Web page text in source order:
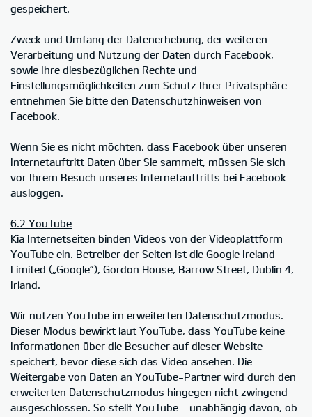
gespeichert.
Zweck und Umfang der Datenerhebung, der weiteren
Verarbeitung und Nutzung der Daten durch Facebook,
sowie Ihre diesbezüglichen Rechte und
Einstellungsmöglichkeiten zum Schutz Ihrer Privatsphäre
entnehmen Sie bitte den Datenschutzhinweisen von
Facebook.
Wenn Sie es nicht möchten, dass Facebook über unseren
Internetauftritt Daten über Sie sammelt, müssen Sie sich
vor Ihrem Besuch unseres Internetauftritts bei Facebook
ausloggen.
6.2 YouTube
Kia Internetseiten binden Videos von der Videoplattform
YouTube ein. Betreiber der Seiten ist die Google Ireland
Limited („Google“), Gordon House, Barrow Street, Dublin 4,
Irland.
Wir nutzen YouTube im erweiterten Datenschutzmodus.
Dieser Modus bewirkt laut YouTube, dass YouTube keine
Informationen über die Besucher auf dieser Website
speichert, bevor diese sich das Video ansehen. Die
Weitergabe von Daten an YouTube-Partner wird durch den
erweiterten Datenschutzmodus hingegen nicht zwingend
ausgeschlossen. So stellt YouTube – unabhängig davon, ob